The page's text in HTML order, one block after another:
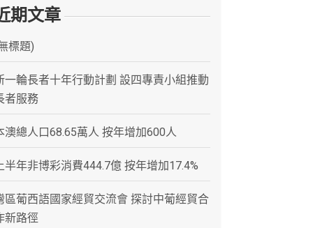
期文章
標題)
一輪長者十年行動計劃 設四專責小組推動
者服務
澳總人口68.65萬人 按年增加600人
半年非博彩消費444.7億 按年增加17.4%
區葡西語國家經貿交流會 探討中葡經貿合
新路徑